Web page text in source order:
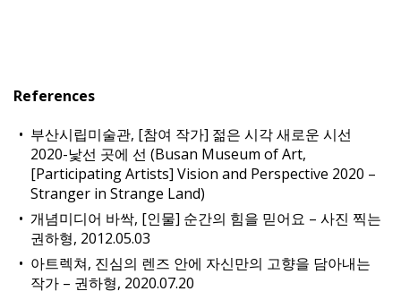
References
부산시립미술관, [참여 작가] 젊은 시각 새로운 시선
2020-낯선 곳에 선 (Busan Museum of Art,
[Participating Artists] Vision and Perspective 2020 –
Stranger in Strange Land)
개념미디어 바싹, [인물] 순간의 힘을 믿어요 – 사진 찍는
권하형, 2012.05.03
아트렉쳐, 진심의 렌즈 안에 자신만의 고향을 담아내는
작가 – 권하형, 2020.07.20